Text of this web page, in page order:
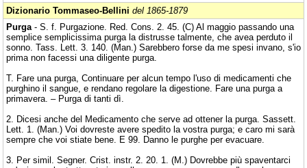
Dizionario Tommaseo-Bellini del 1865-1879
Purga - S. f. Purgazione. Red. Cons. 2. 45. (C) Al maggio passando una
semplice semplicissima purga la distrusse talmente, che avea perduto il
sonno. Tass. Lett. 3. 140. (Man.) Sarebbero forse da me spesi invano, s'io
prima non facessi una diligente purga.
T. Fare una purga, Continuare per alcun tempo l'uso di medicamenti che
purghino il sangue, e rendano regolare la digestione. Fare una purga a
primavera. – Purga di tanti dì.
2. Dicesi anche del Medicamento che serve ad ottener la purga. Sassett.
Lett. 1. (Man.) Voi dovreste avere spedito la vostra purga; e caro mi sarà
sempre che voi stiate bene. E 99. Danno le purghe per evacuare.
3. Per simil. Segner. Crist. instr. 2. 20. 1. (M.) Dovrebbe più spaventarci